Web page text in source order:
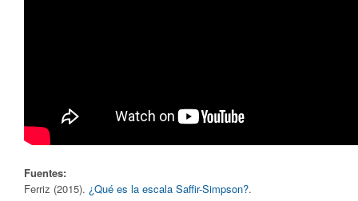
Fuentes:
Ferriz (2015). ¿Qué es la escala Saffir-Simpson?.